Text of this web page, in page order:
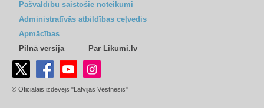
Pašvaldību saistošie noteikumi
Administratīvās atbildības ceļvedis
Apmācības
Pilnā versija
Par Likumi.lv
© Oficiālais izdevējs "Latvijas Vēstnesis"